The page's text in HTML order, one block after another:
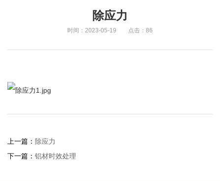
除应力
时间：2023-05-19 点击：86
上一篇： 除应力
下一篇： 铝材时效处理